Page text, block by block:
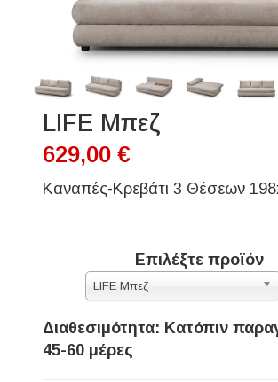
LIFE Μπεζ
629,00 €
Καναπές-Κρεβάτι 3 Θέσεων
Επιλέξτε προϊόν
LIFE Μπεζ
Διαθεσιμότητα: Κατόπιν
45-60 μέρες